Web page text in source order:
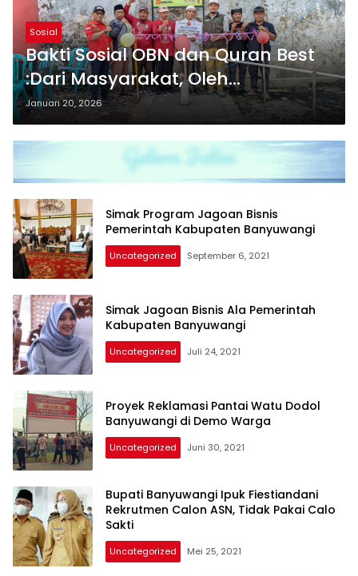
Sosial
Bakti Sosial OBN dan Quran Best
:Dari Masyarakat, Oleh
Masyarakat Untuk Masyarakat
Januari 20, 2026
Simak Program Jagoan Bisnis
Pemerintah Kabupaten Banyuwangi
Uncategorized September 6, 2021
Simak Jagoan Bisnis Ala Pemerintah
Kabupaten Banyuwangi
Uncategorized Juli 24, 2021
Proyek Reklamasi Pantai Watu Dodol
Banyuwangi di Demo Warga
Uncategorized Juni 30, 2021
Bupati Banyuwangi Ipuk Fiestiandani
Rekrutmen Calon ASN, Tidak Pakai Calo
Sakti
Uncategorized Mei 25, 2021